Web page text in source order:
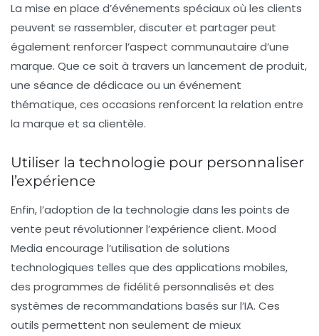
La mise en place d’événements spéciaux où les clients
peuvent se rassembler, discuter et partager peut
également renforcer l’aspect communautaire d’une
marque. Que ce soit à travers un lancement de produit,
une séance de dédicace ou un événement
thématique, ces occasions renforcent la relation entre
la marque et sa clientèle.
Utiliser la technologie pour personnaliser
l’expérience
Enfin, l’adoption de la technologie dans les points de
vente peut révolutionner l’expérience client. Mood
Media encourage l’utilisation de solutions
technologiques telles que des applications mobiles,
des programmes de fidélité personnalisés et des
systèmes de recommandations basés sur l’IA. Ces
outils permettent non seulement de mieux